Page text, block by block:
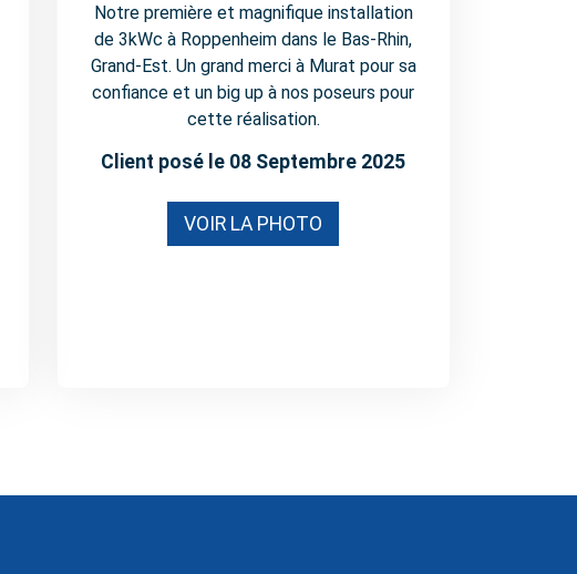
Notre première et magnifique installation
de 3kWc à Roppenheim dans le Bas-Rhin,
Grand-Est. Un grand merci à Murat pour sa
confiance et un big up à nos poseurs pour
cette réalisation.
Client posé le 08 Septembre 2025
VOIR LA PHOTO